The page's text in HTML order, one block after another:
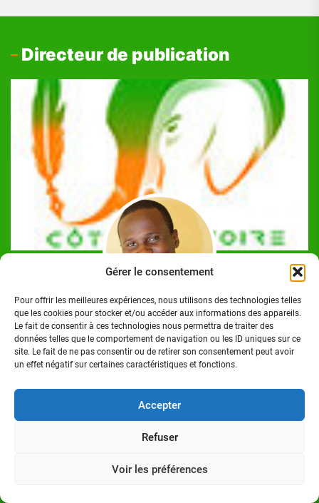
Gérer le consentement
Pour offrir les meilleures expériences, nous utilisons des technologies telles
que les cookies pour stocker et/ou accéder aux informations des appareils.
Le fait de consentir à ces technologies nous permettra de traiter des
données telles que le comportement de navigation ou les ID uniques sur ce
site. Le fait de ne pas consentir ou de retirer son consentement peut avoir
un effet négatif sur certaines caractéristiques et fonctions.
Accepter
Refuser
Voir les préférences
Directeur de publication
Josué Koffi
Josué Koffi est un Journaliste Professionnel Ivoirien,
titulaire d'un Master en communication option Journalisme
médias.